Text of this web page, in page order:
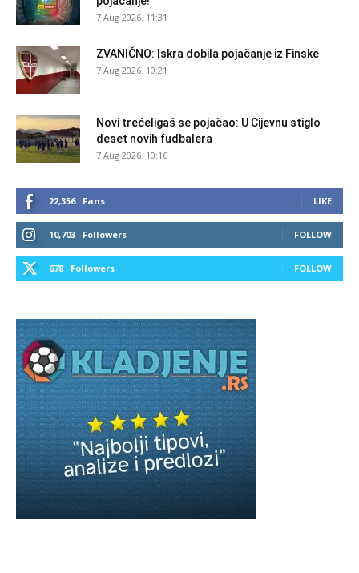
7 Aug 2026. 11:31
ZVANIČNO: Iskra dobila pojačanje iz Finske
7 Aug 2026. 10:21
Novi trećeligaš se pojačao: U Cijevnu stiglo
deset novih fudbalera
7 Aug 2026. 10:16
22,356 Fans LIKE
10,703 Followers FOLLOW
678 Followers FOLLOW